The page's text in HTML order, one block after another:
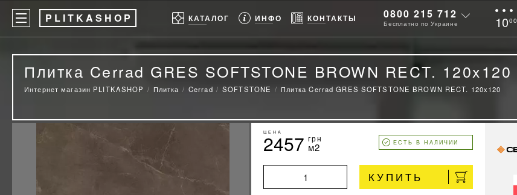
P LITKASHOP КАТАЛОГ ИНФО КОНТАКТЫ 0800 215 712
Бесплатно по Украине 1000
Плитка Cerrad GRES SOFTSTONE BROWN RECT. 120x120
Интернет магазин PLITKASHOP Плитка Cerrad SOFTSTONE Плитка Cerrad GRES SOFTSTONE BROWN RECT. 120x120
ЦЕНА
2457 грн
м2 ЕСТЬ В НАЛИЧИИ
КУПИТЬ